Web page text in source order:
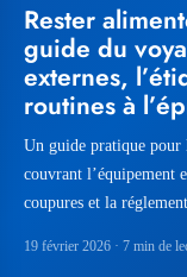
Rester
guide du
externes,
routines à
Un guide pratique pour
couvrant l’équipement
coupures et la
19 février 2026 · 7 min de